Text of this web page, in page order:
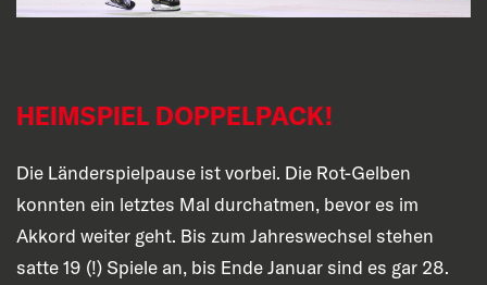
HEIMSPIEL DOPPELPACK!
Die Länderspielpause ist vorbei. Die Rot-Gelben
konnten ein letztes Mal durchatmen, bevor es im
Akkord weiter geht. Bis zum Jahreswechsel stehen
satte 19 (!) Spiele an, bis Ende Januar sind es gar 28.